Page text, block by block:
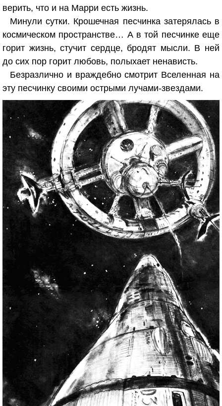
верить, что и на Марри есть жизнь.
Минули сутки. Крошечная песчинка затерялась в
космическом пространстве… А в той песчинке еще
горит жизнь, стучит сердце, бродят мысли. В ней
до сих пор горит любовь, полыхает ненависть.
Безразлично и враждебно смотрит Вселенная на
эту песчинку своими острыми лучами-звездами.